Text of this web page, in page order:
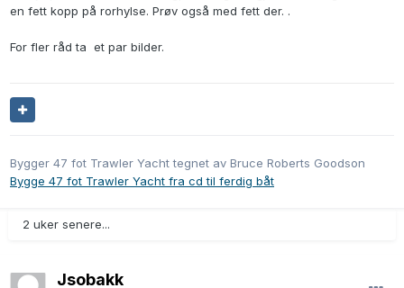
en fett kopp på rorhylse. Prøv også med fett der. .
For fler råd ta et par bilder.
Bygger 47 fot Trawler Yacht tegnet av Bruce Roberts Goodson
Bygge 47 fot Trawler Yacht fra cd til ferdig båt
2 uker senere...
Jsobakk